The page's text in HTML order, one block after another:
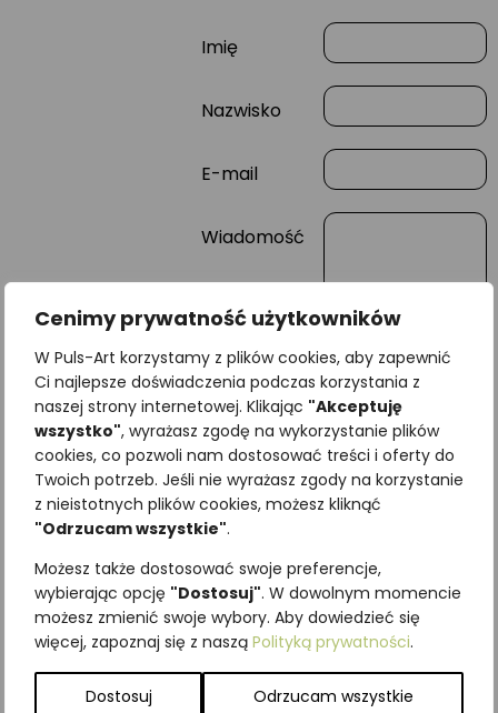
Cenimy prywatność użytkowników
W Puls-Art korzystamy z plików cookies, aby zapewnić
Ci najlepsze doświadczenia podczas korzystania z
naszej strony internetowej. Klikając "Akceptuję
wszystko", wyrażasz zgodę na wykorzystanie plików
cookies, co pozwoli nam dostosować treści i oferty do
Twoich potrzeb. Jeśli nie wyrażasz zgody na korzystanie
z nieistotnych plików cookies, możesz kliknąć
"Odrzucam wszystkie".
Możesz także dostosować swoje preferencje,
wybierając opcję "Dostosuj". W dowolnym momencie
możesz zmienić swoje wybory. Aby dowiedzieć się
więcej, zapoznaj się z naszą Polityką prywatności.
Dostosuj Odrzucam wszystkie
Imię
Nazwisko
E-mail
Wiadomość
Najniższa cena z ostatnich 30
dni:
Kategorie:Gołębiowate
ILUSTRACJE,Pozostałe,Ptaki
Podobne produkty